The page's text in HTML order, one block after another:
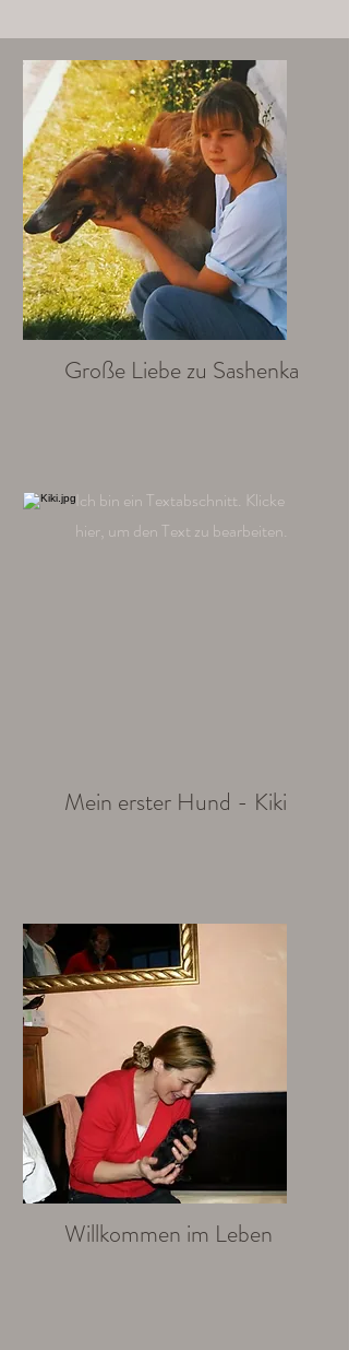
Große Liebe zu Sashenka
Ich bin ein Textabschnitt. Klicke
hier, um den Text zu bearbeiten.
Mein erster Hund - Kiki
Ich bin ein Textabschnitt. Klicke
hier, um den Text zu bearbeiten.
Willkommen im Leben